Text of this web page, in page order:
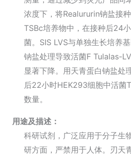
浓度下，将Realururin钠盐接
TSBc培养物中，在接种后24
菌。SIS LVS与单独生长培养
钠盐处理导致活菌F Tulalas-
显著下降。用天青蛋白钠盐处
后22小时HEK293细胞中活菌
数量。
用途及描述：
科研试剂，广泛应用于分子生
研方面，严禁用于人体。刃天